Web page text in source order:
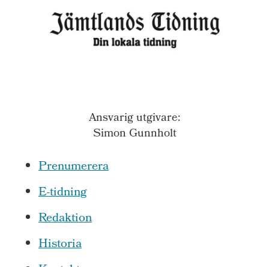
Ansvarig utgivare:
Simon Gunnholt
Prenumerera
E-tidning
Redaktion
Historia